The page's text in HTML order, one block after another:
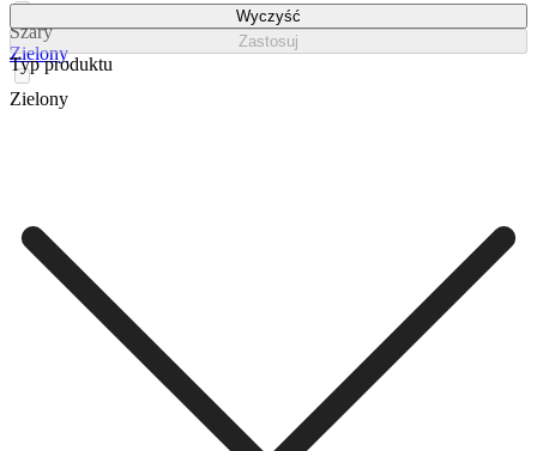
Szary
Zielony
Zielony
Wyczyść
Zastosuj
Typ produktu